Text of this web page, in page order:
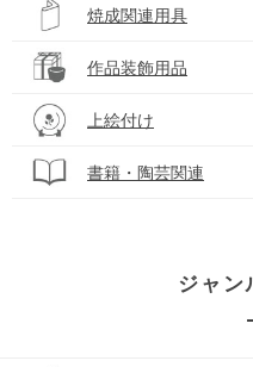
焼成関連用具
作品装飾用品
上絵付け
書籍・陶芸関連
ジャン